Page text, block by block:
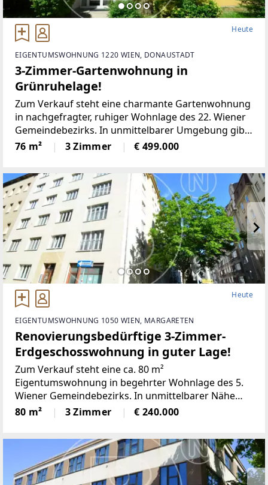
Heute
EIGENTUMSWOHNUNG 1220 WIEN, DONAUSTADT
3-Zimmer-Gartenwohnung in
Grünruhelage!
Zum Verkauf steht eine charmante Gartenwohnung
in nachgefragter, ruhiger Wohnlage des 22. Wiener
Gemeindebezirks. In unmittelbarer Umgebung gibt
es eine sehr gute Infrastruktur (Supermärkte,
Kindergärten,
76 m² 3 Zimmer € 499.000
Heute
EIGENTUMSWOHNUNG 1050 WIEN, MARGARETEN
Renovierungsbedürftige 3-Zimmer-
Erdgeschosswohnung in guter Lage!
Zum Verkauf steht eine ca. 80 m²
Eigentumswohnung in begehrter Wohnlage des 5.
Wiener Gemeindebezirks. In unmittelbarer Nähe
befinden sich zwei Parks, diverse Supermärkte und
eine hervorragende öffentliche
80 m² 3 Zimmer € 240.000